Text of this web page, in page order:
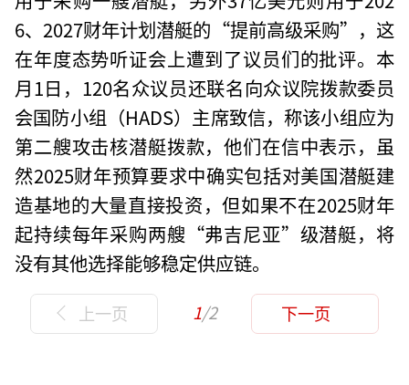
6、2027财年计划潜艇的“提前高级采购”，这
在年度态势听证会上遭到了议员们的批评。本
月1日，120名众议员还联名向众议院拨款委员
会国防小组（HADS）主席致信，称该小组应为
第二艘攻击核潜艇拨款，他们在信中表示，虽
然2025财年预算要求中确实包括对美国潜艇建
造基地的大量直接投资，但如果不在2025财年
起持续每年采购两艘“弗吉尼亚”级潜艇，将
没有其他选择能够稳定供应链。
上一页 1/2 下一页